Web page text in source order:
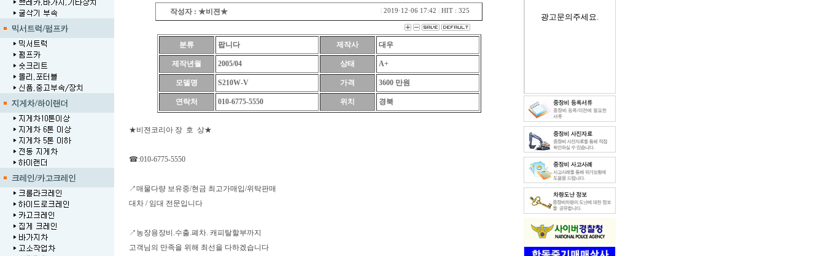
작성자 : ★비젼★ 2019·12·06 17:42 HIT : 325
분류 팝니다 제작사 대우
제작년월 2005/04 상태 A+
모델명 S210W-V 가격 3600 만원
연락처 010-6775-5550 위치 경북
★비젼코리아 장 호 상★
☎:010-6775-5550
↗매물다량 보유중/현금 최고가매입/위탁판매
대차 / 임대 전문입니다
↗농장용장비.수출.폐차. 캐피탈할부까지
고객님의 만족을 위해 최선을 다하겠습니다
광고문의주세요.